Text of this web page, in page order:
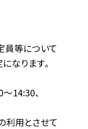
員等について
ります。
14:30、
利用とさせて